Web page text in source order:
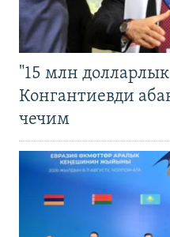
"15 млн
Конгантиевди
чечим